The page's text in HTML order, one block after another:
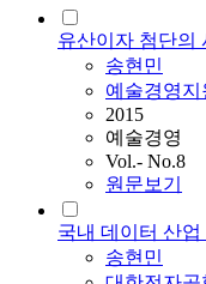
유산이자 첨단의
송현민
예술경영지
2015
예술경영
Vol.- No.8
원문보기
국내 데이터 산
송현민